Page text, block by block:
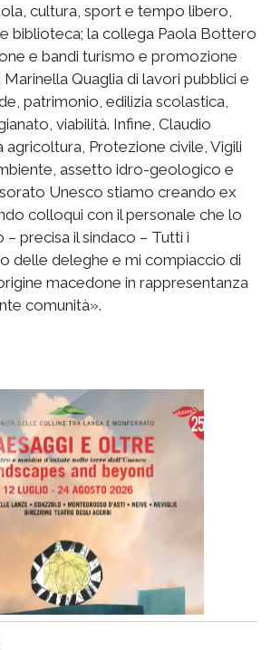
cultura, sport e tempo libero,
biblioteca; la collega Paola Bottero
e bandi turismo e promozione
Quaglia di lavori pubblici e
patrimonio, edilizia scolastica,
viabilità. Infine, Claudio
agricoltura, Protezione civile, Vigili
assetto idro-geologico e
Unesco stiamo creando ex
colloqui con il personale che lo
precisa il sindaco – Tutti i
delle deleghe e mi compiaccio di
macedone in rappresentanza
comunità».